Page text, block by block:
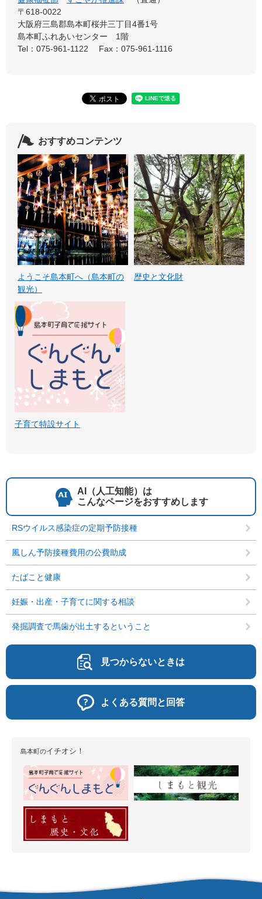
〒618-0022
大阪府三島郡島本町桜井三丁目4番1号
島本町ふれあいセンター 1階
Tel：075-961-1122
Fax：075-961-1116
おすすめコンテンツ
ようこそ島本町へ（島本町の
観光）
歴史と文化財
子育て特設サイト
AI（人工知能）は
こんなページをおすすめします
RSウイルス感染症の定期予防接種
風しん予防接種費用の公費助成
たばこと健康
妊娠・出産・子育てに関する相談
発掘調査で馬歯が出土するということ
見つからないときは
よくある質問と回答
島本町のイチオシ！